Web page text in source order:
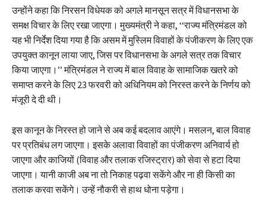
उन्होंने कहा कि निरसन विधेयक को अगले मानसून सत्र में विधानसभा के
समक्ष विचार के लिए रखा जाएगा। मुख्यमंत्री ने कहा, ‘‘राज्य मंत्रिमंडल को
यह भी निर्देश दिया गया है कि असम में मुस्लिम विवाहों के पंजीकरण के लिए एक
उपयुक्त कानून लाया जाए, जिस पर विधानसभा के अगले सत्र तक विचार
किया जाएगा।’’ मंत्रिमंडल ने राज्य में बाल विवाह के सामाजिक खतरे को
समाप्त करने के लिए 23 फरवरी को अधिनियम को निरस्त करने के निर्णय को
मंजूरी दे दी थी।
इस कानून के निरस्त हो जाने से अब कई बदलाव आएंगे। मसलन, बाल विवाह
पर प्रतिबंध लग जाएगा। इसके अलावा विवाहों का पंजीकरण अनिवार्य हो
जाएगा और काजियों (विवाह और तलाक रजिस्ट्रार) को सेवा से हटा दिया
जाएगा। यानी काजी अब ना तो निकाह पढ़वा सकेंगे और ना ही किसी का
तलाक करवा सकेंगे। उन्हें नौकरी से हाथ धोना पड़ेगा।